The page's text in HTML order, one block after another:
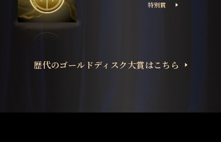
特別賞
歴代のゴールドディスク大賞はこちら